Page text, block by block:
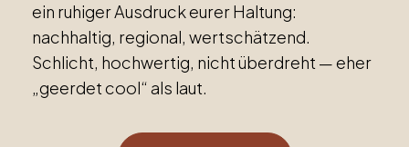
ein ruhiger Ausdruck eurer Haltung:
nachhaltig, regional, wertschätzend.
Schlicht, hochwertig, nicht überdreht — eher
„geerdet cool“ als laut.